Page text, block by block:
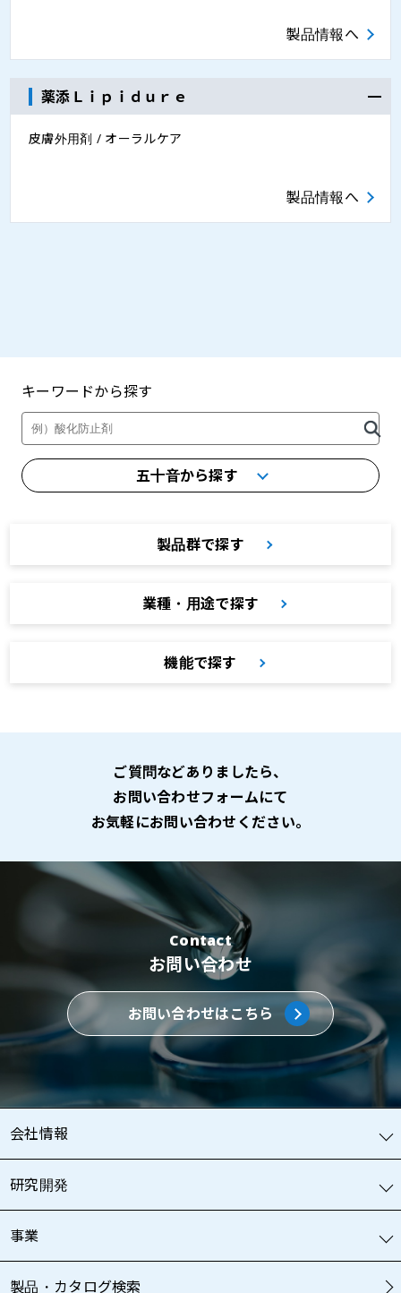
製品情報へ
薬添Ｌｉｐｉｄｕｒｅ
皮膚外用剤 / オーラルケア
製品情報へ
キーワードから探す
五十音から探す
製品群で探す
業種・用途で探す
機能で探す
ご質問などありましたら、
お問い合わせフォームにて
お気軽にお問い合わせください。
Contact
お問い合わせ
お問い合わせはこちら
会社情報
研究開発
事業
製品・カタログ検索